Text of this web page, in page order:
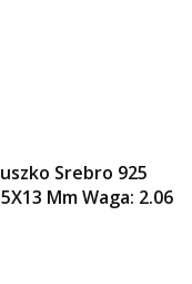
Srebro 925
Mm Waga: 2.06